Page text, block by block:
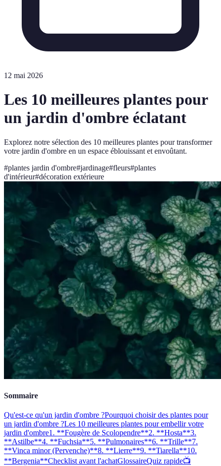
12 mai 2026
Les 10 meilleures plantes pour
un jardin d'ombre éclatant
Explorez notre sélection des 10 meilleures plantes pour transformer
votre jardin d'ombre en un espace éblouissant et envoûtant.
#plantes jardin d'ombre#jardinage#fleurs#plantes
d'intérieur#décoration extérieure
Sommaire
Qu'est-ce qu'un jardin d'ombre ?Pourquoi choisir des plantes pour
un jardin d'ombre ?Les 10 meilleures plantes pour embellir votre
jardin d'ombre1. **Fougère de Scolopendre**2. **Hosta**3.
**Astilbe**4. **Fuchsia**5. **Pulmonaires**6. **Trille**7.
**Vinca minor (Pervenche)**8. **Lierre**9. **Tiarella**10.
**Bergenia**Checklist avant l'achatGlossaireQuiz rapide📺